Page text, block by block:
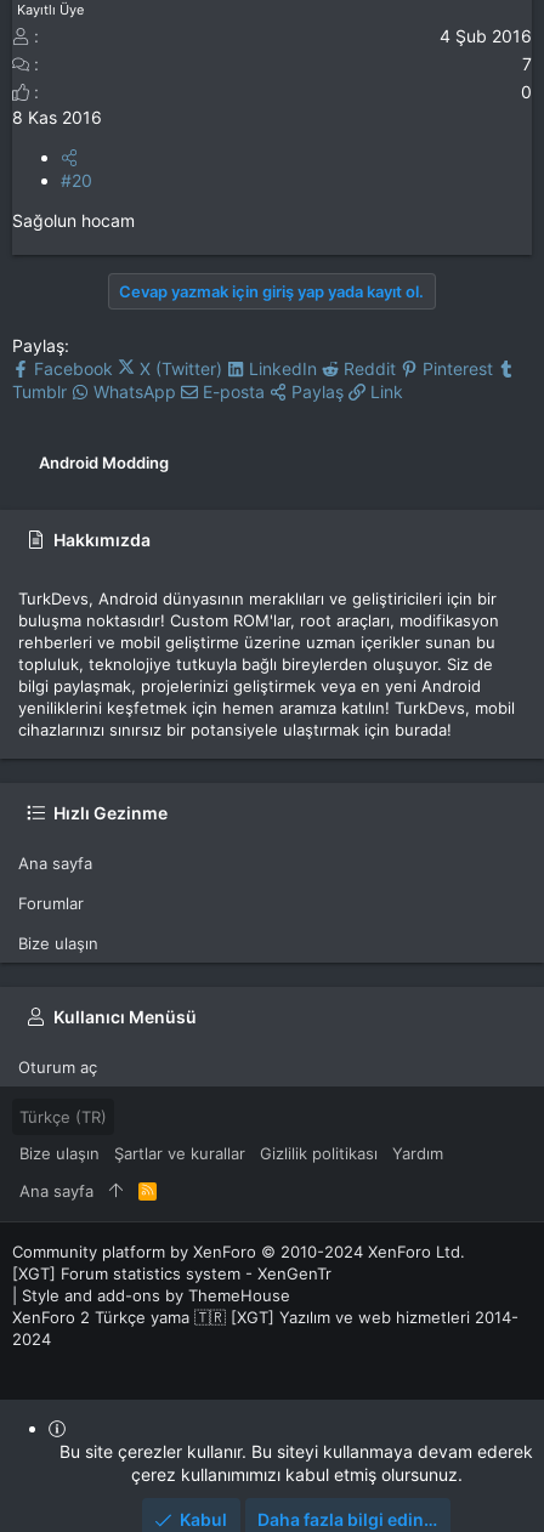
Kayıtlı Üye
4 Şub 2016
7
0
8 Kas 2016
#20
Sağolun hocam
Cevap yazmak için giriş yap yada kayıt ol.
Paylaş:
Facebook
X (Twitter) LinkedIn Reddit
Pinterest
Tumblr
WhatsApp E-posta Paylaş Link
Android Modding
Hakkımızda
TurkDevs, Android dünyasının meraklıları ve geliştiricileri için bir
buluşma noktasıdır! Custom ROM'lar, root araçları, modifikasyon
rehberleri ve mobil geliştirme üzerine uzman içerikler sunan bu
topluluk, teknolojiye tutkuyla bağlı bireylerden oluşuyor. Siz de
bilgi paylaşmak, projelerinizi geliştirmek veya en yeni Android
yeniliklerini keşfetmek için hemen aramıza katılın! TurkDevs, mobil
cihazlarınızı sınırsız bir potansiyele ulaştırmak için burada!
Hızlı Gezinme
Ana sayfa
Forumlar
Bize ulaşın
Kullanıcı Menüsü
Oturum aç
Türkçe (TR)
Bize ulaşın
Şartlar ve kurallar Gizlilik politikası
Yardım
Ana sayfa
R
S
Community platform by XenForo © 2010-2024 XenForo Ltd.
[XGT] Forum statistics system - XenGenTr
Style and add-ons by ThemeHouse
XenForo 2 Türkçe yama 🇹🇷 [XGT] Yazılım ve web hizmetleri 2014-
2024
Bu site çerezler kullanır. Bu siteyi kullanmaya devam ederek
çerez kullanımımızı kabul etmiş olursunuz.
Kabul Daha fazla bilgi edin…